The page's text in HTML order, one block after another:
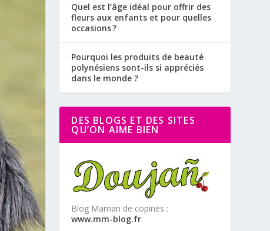
Quel est l’âge idéal pour offrir des
fleurs aux enfants et pour quelles
occasions ?
Pourquoi les produits de beauté
polynésiens sont-ils si appréciés
dans le monde ?
DES BLOGS ET DES SITES
QU’ON AIME BIEN
Blog Maman de copines :
www.mm-blog.fr